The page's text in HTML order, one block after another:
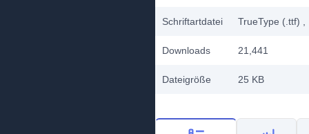
Schriftartdatei TrueType (.ttf)
Downloads 21,441
Dateigröße 25 KB